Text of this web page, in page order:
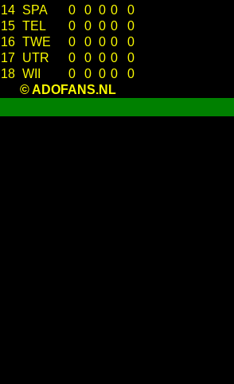
14 SPA 0 0 0 0
0
15 TEL 0 0 0 0
0
16 TWE 0 0 0 0
0
17 UTR 0 0 0 0
0
18 WII 0 0 0 0
0
© ADOFANS.NL